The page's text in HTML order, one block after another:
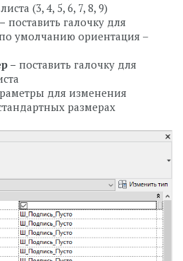
(3, 4, 5, 6, 7, 8, 9)
поставить галочку для
умолчанию ориентация –
– поставить галочку для
для изменения
размерах